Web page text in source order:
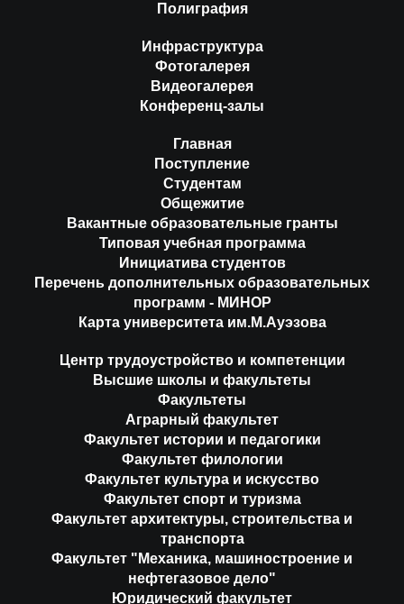
Полиграфия
Инфраструктура
Фотогалерея
Видеогалерея
Конференц-залы
Главная
Поступление
Студентам
Общежитие
Вакантные образовательные гранты
Типовая учебная программа
Инициатива студентов
Перечень дополнительных образовательных
программ - МИНОР
Карта университета им.М.Ауэзова
Центр трудоустройство и компетенции
Высшие школы и факультеты
Факультеты
Аграрный факультет
Факультет истории и педагогики
Факультет филологии
Факультет культура и искусство
Факультет спорт и туризма
Факультет архитектуры, строительства и
транспорта
Факультет "Механика, машиностроение и
нефтегазовое дело"
Юридический факультет